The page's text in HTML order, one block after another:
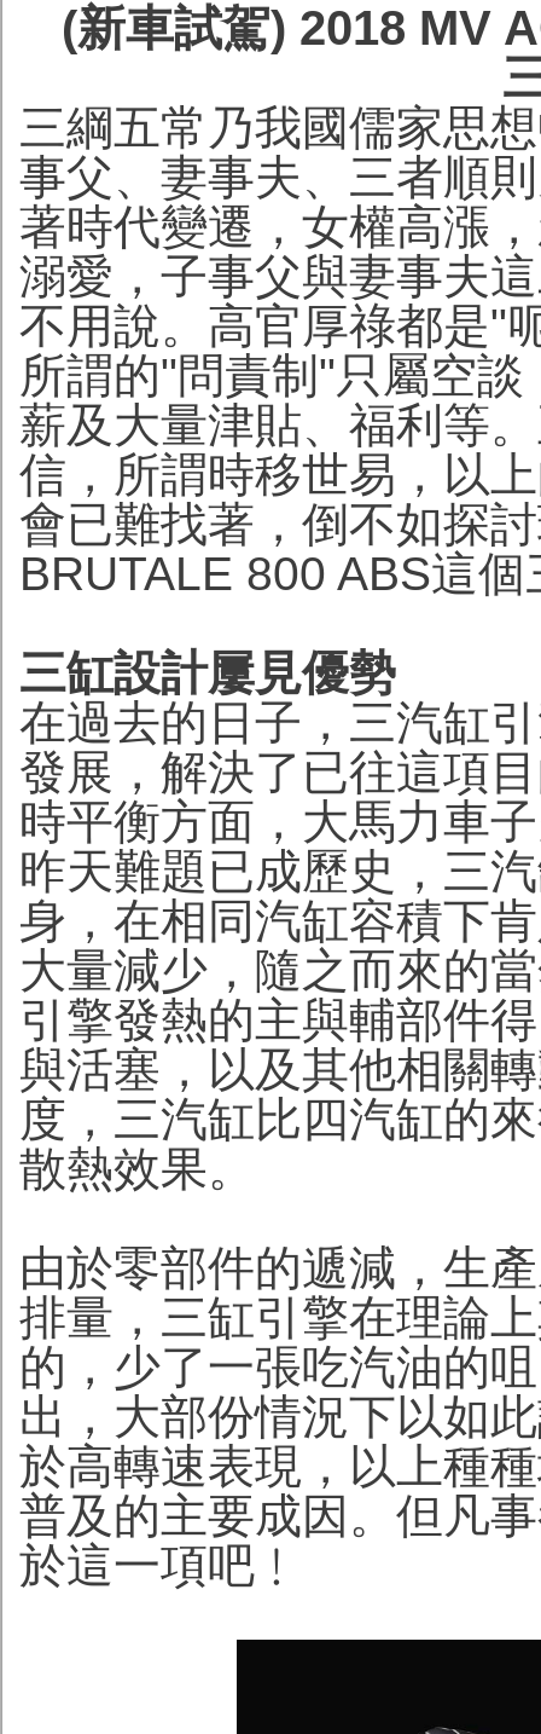
(新車試駕) 2018 MV
三綱五常乃我國儒家思
事父、妻事夫、三者順
著時代變遷，女權高漲
溺愛，子事父與妻事夫
不用說。高官厚祿都是"
所謂的"問責制"只屬空
薪及大量津貼、福利等
信，所謂時移世易，以
會已難找著，倒不如探
BRUTALE 800 ABS這
三缸設計屢見優勢
在過去的日子，三汽缸
發展，解決了已往這項
時平衡方面，大馬力車
昨天難題已成歷史，三
身，在相同汽缸容積下
大量減少，隨之而來的
引擎發熱的主與輔部件
與活塞，以及其他相關
度，三汽缸比四汽缸的
散熱效果。
由於零部件的遞減，生
排量，三缸引擎在理論
的，少了一張吃汽油的
出，大部份情況下以如
於高轉速表現，以上種
普及的主要成因。但凡
於這一項吧﹗